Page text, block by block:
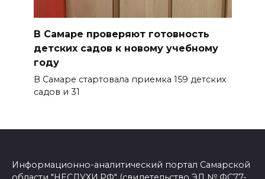
В Самаре проверяют готовность
детских садов к новому учебному
году
В Самаре стартовала приемка 159 детских
садов и 31
Информационно-аналитический портал Самарской